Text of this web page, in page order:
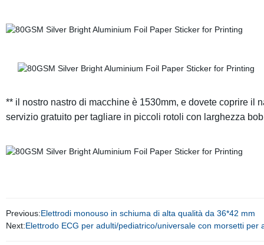
**il nostro nastro di macchine è 1530mm, e dovete coprire il
servizio gratuito per tagliare in piccoli rotoli con larghezza
Previous:Elettrodi monouso in schiuma di alta qualità da 36*42 mm
Next:Elettrodo ECG per adulti/pediatrico/universale con morsetti per